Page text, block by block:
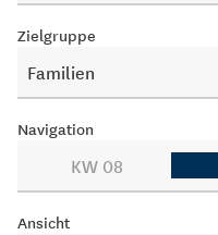
Zielgruppe
Familien
Navigation
KW 08
Ansicht